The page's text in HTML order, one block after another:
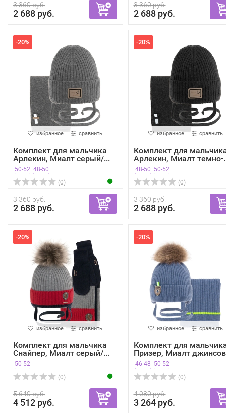
3 360 руб.
2 688 руб.
3 360 руб.
2 688 руб.
-20%
избранное сравнить
Комплект для мальчика
Арлекин, Миалт серый/...
50-52 48-50
(0)
3 360 руб.
2 688 руб.
-20%
избранное сравнить
Комплект для
Арлекин, Миалт темно-
48-50 50-52
(0)
3 360 руб.
2 688 руб.
-20%
избранное сравнить
Комплект для мальчика
Снайпер, Миалт серый/...
50-52
(0)
5 640 руб.
4 512 руб.
-20%
избранное сравнить
Комплект для
Призер, Миалт
46-48 50-52
(0)
4 080 руб.
3 264 руб.